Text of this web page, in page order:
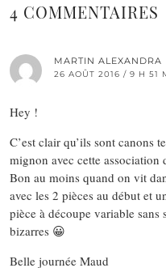
4 COMMENTAIRES
MARTIN ALEXANDRA
26 AOÛT 2016 / 9 H 51
Hey !
C’est clair qu’ils sont canons
mignon avec cette association
Bon au moins quand on vit
avec les 2 pièces au début et
pièce à découpe variable sans
bizarres 😀
Belle journée Maud